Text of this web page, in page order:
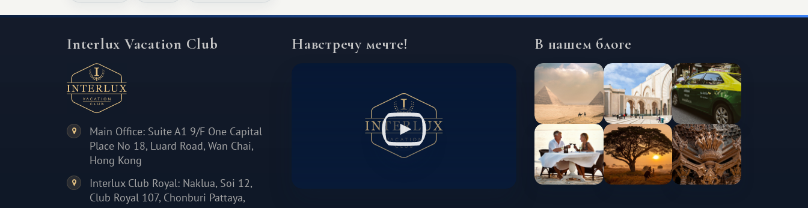
Interlux Vacation Club
Main Office: Suite A1 9/F One Capital
Place No 18, Luard Road, Wan Chai,
Hong Kong
Interlux Club Royal: Naklua, Soi 12,
Club Royal 107, Chonburi Pattaya,
Навстречу мечте! В нашем блоге